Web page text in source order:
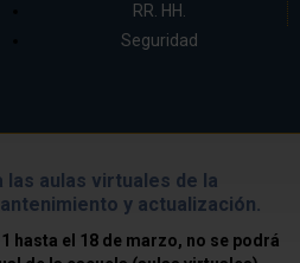
RR. HH.
Seguridad
las aulas virtuales de la
y actualización.
hasta el 18 de marzo, no se podrá